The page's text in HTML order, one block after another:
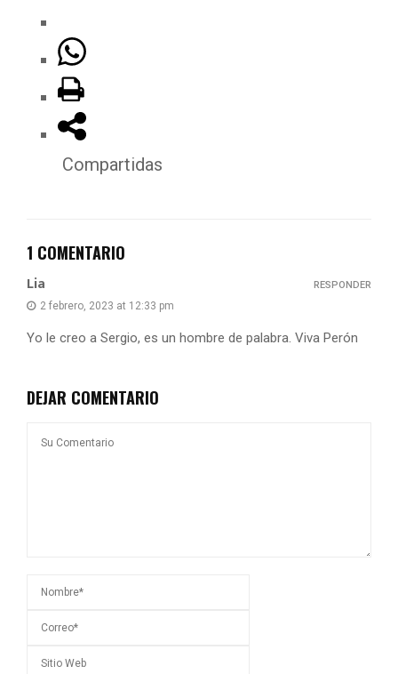
Compartidas
1 COMENTARIO
Lia
2 febrero, 2023 at 12:33 pm
Yo le creo a Sergio, es un hombre de palabra. Viva Perón
RESPONDER
DEJAR COMENTARIO